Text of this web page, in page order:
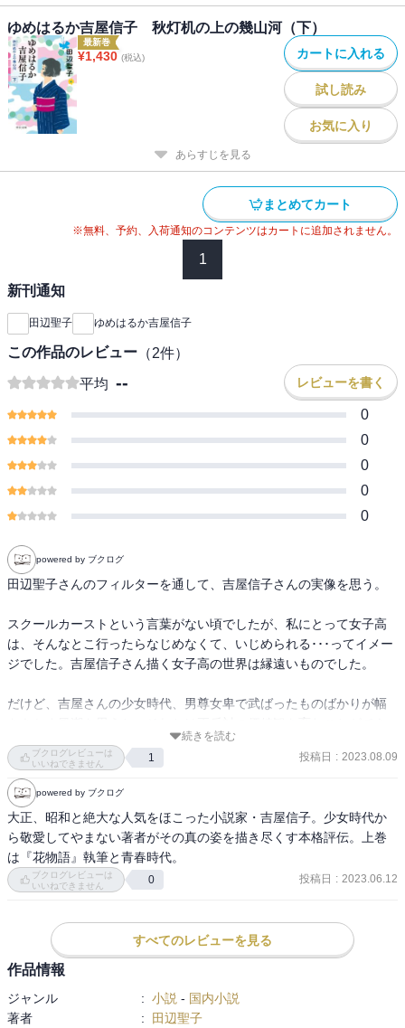
ゆめはるか吉屋信子 秋灯机の上の幾山河（下）
最新巻
¥1,430 (税込) カートに入れる
試し読み
お気に入り
あらすじを見る
まとめてカート
※無料、予約、入荷通知のコンテンツはカートに追加されません。
1
新刊通知
田辺聖子 ゆめはるか吉屋信子
この作品のレビュー （2件）
平均 -- レビューを書く
0
0
0
0
0
powered by ブクログ
田辺聖子さんのフィルターを通して、吉屋信子さんの実像を思う。
スクールカーストという言葉がない頃でしたが、私にとって女子高
は、そんなとこ行ったらなじめなくて、いじめられる･･･ってイメー
ジでした。吉屋信子さん描く女子高の世界は縁遠いものでした。
だけど、吉屋さんの少女時代、男尊女卑で武ばったものばかりが幅
る、期間限定、地域限定のシェルターだったのかもと感じました。
そこで出会う美しい上級生に憧れ、同級生とともに美しい物を美し
いと感じ、相手と少し違うことさえ愛しく感じる、そんな少女の
日々があったのでしょうか。
信子の同級生として描かれる少女の中には、美人だけどわがままで
驕慢な人も出てきて、私なんぞはこんな人に近寄りたくないと思っ
てしまうのですが、信子（＝田辺聖子さん）は仲間にそんな人がい
同性への恋愛感情についても、この時代の風潮を思えば、お互いの
真の姿を知り愛し合いたいという魂の叫びがあったからなのかもと
思いました。この時代、男性が女性の真の姿・思い・考えを知り、
尊重しようとすることなど、基本なかったでしょうから。もちろ
ん、同性への恋愛感情を短絡的に一般化してはならないんでしょう
続きを読む
ブクログレビューは
いいねできません
1 投稿日 : 2023.08.09
powered by ブクログ
大正、昭和と絶大な人気をほこった小説家・吉屋信子。少女時代か
ら敬愛してやまない著者がその真の姿を描き尽くす本格評伝。上巻
は『花物語』執筆と青春時代。
ブクログレビューは
いいねできません
0 投稿日 : 2023.06.12
すべてのレビューを見る
作品情報
ジャンル : 小説 - 国内小説
著者
: 田辺聖子